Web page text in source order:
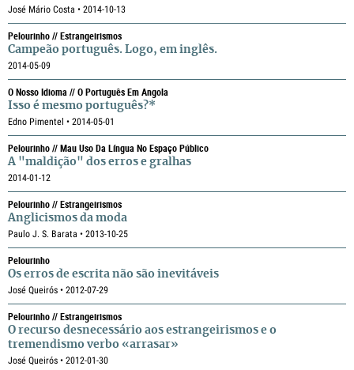
José Mário Costa • 2014-10-13
Pelourinho // Estrangeirismos
Campeão português. Logo, em inglês.
2014-05-09
O Nosso Idioma // O Português Em Angola
Isso é mesmo português?*
Edno Pimentel • 2014-05-01
Pelourinho // Mau Uso Da Língua No Espaço Público
A "maldição" dos erros e gralhas
2014-01-12
Pelourinho // Estrangeirismos
Anglicismos da moda
Paulo J. S. Barata • 2013-10-25
Pelourinho
Os erros de escrita não são inevitáveis
José Queirós • 2012-07-29
Pelourinho // Estrangeirismos
O recurso desnecessário aos estrangeirismos e o
tremendismo verbo «arrasar»
José Queirós • 2012-01-30